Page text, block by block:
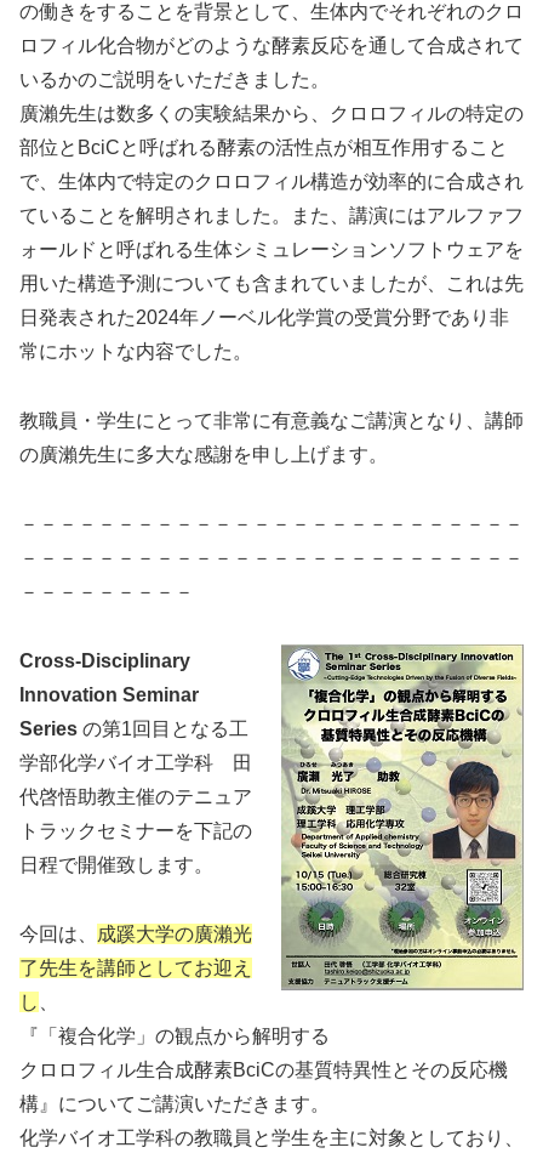
の働きをすることを背景として、生体内でそれぞれのクロ
ロフィル化合物がどのような酵素反応を通して合成されて
いるかのご説明をいただきました。
廣瀨先生は数多くの実験結果から、クロロフィルの特定の
部位とBciCと呼ばれる酵素の活性点が相互作用すること
で、生体内で特定のクロロフィル構造が効率的に合成され
ていることを解明されました。また、講演にはアルファフ
ォールドと呼ばれる生体シミュレーションソフトウェアを
用いた構造予測についても含まれていましたが、これは先
日発表された2024年ノーベル化学賞の受賞分野であり非
常にホットな内容でした。
教職員・学生にとって非常に有意義なご講演となり、講師
の廣瀨先生に多大な感謝を申し上げます。
－－－－－－－－－－－－－－－－－－－－－－－－－－
－－－－－－－－－－－－－－－－－－－－－－－－－－
－－－－－－－－－
Cross-Disciplinary
Innovation Seminar
Series の第1回目となる工
学部化学バイオ工学科 田
代啓悟助教主催のテニュア
トラックセミナーを下記の
日程で開催致します。
今回は、
成蹊大学の廣瀨光
了先生を講師としてお迎え
し
『「複合化学」の観点から解明する
クロロフィル生合成酵素BciCの基質特異性とその反応機
構』についてご講演いただきます。
化学バイオ工学科の教職員と学生を主に対象としており、